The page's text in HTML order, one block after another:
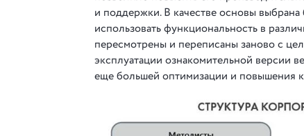
и поддержки. В качестве основы
использовать функциональность в
пересмотрены и переписаны заново с
эксплуатации ознакомительной версии
еще большей оптимизации и повышения